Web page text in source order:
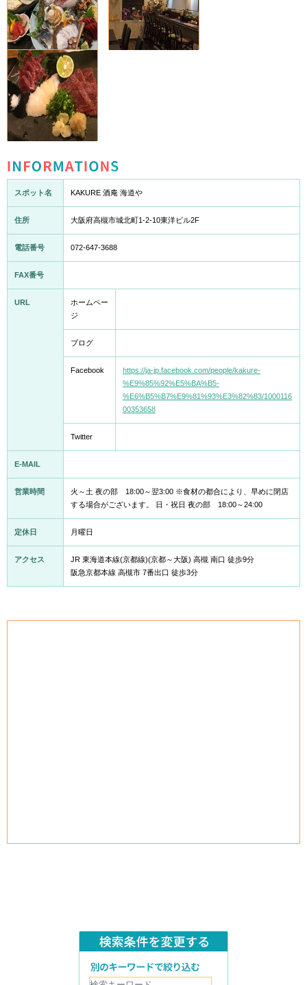
スポット名 KAKURE 酒庵 海道や
住所 大阪府高槻市城北町1-2-10東洋ビル2F
電話番号 072-647-3688
FAX番号
URL
ホームペー
ジ
ブログ
Facebook
https://ja-jp.facebook.com/people/kakure-
%E9%85%92%E5%BA%B5-
%E6%B5%B7%E9%81%93%E3%82%83/1000116
00353658
Twitter
E-MAIL
営業時間
火～土 夜の部 18:00～翌3:00 ※食材の都合により、早めに閉店
する場合がございます。 日・祝日 夜の部 18:00～24:00
定休日 月曜日
アクセス
JR 東海道本線(京都線)(京都～大阪) 高槻 南口 徒歩9分
阪急京都本線 高槻市 7番出口 徒歩3分